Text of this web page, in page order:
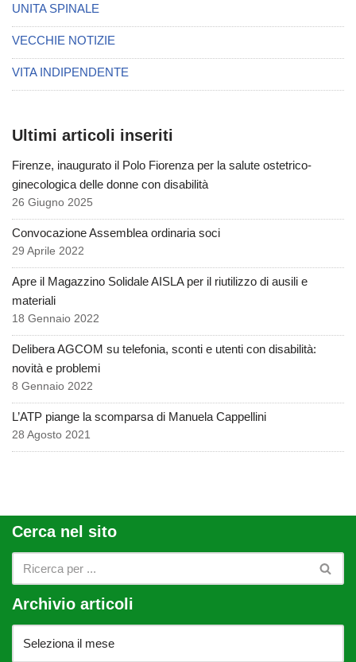
UNITA SPINALE
VECCHIE NOTIZIE
VITA INDIPENDENTE
Ultimi articoli inseriti
Firenze, inaugurato il Polo Fiorenza per la salute ostetrico-
ginecologica delle donne con disabilità
26 Giugno 2025
Convocazione Assemblea ordinaria soci
29 Aprile 2022
Apre il Magazzino Solidale AISLA per il riutilizzo di ausili e
materiali
18 Gennaio 2022
Delibera AGCOM su telefonia, sconti e utenti con disabilità:
novità e problemi
8 Gennaio 2022
L’ATP piange la scomparsa di Manuela Cappellini
28 Agosto 2021
Cerca nel sito
Archivio articoli